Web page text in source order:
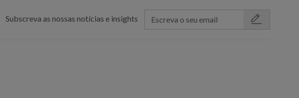
Subscreva as nossas notícias e insights